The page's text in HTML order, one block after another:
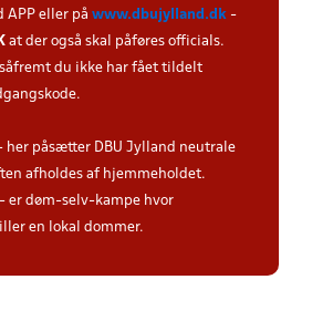
APP eller på www.dbujylland.dk -
at der også skal påføres officials.
du ikke har fået tildelt
her påsætter DBU Jylland neutrale
afholdes af hjemmeholdet.
er døm-selv-kampe hvor
en lokal dommer.